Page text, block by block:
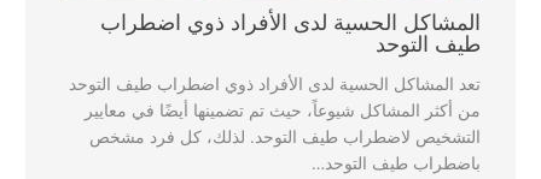
المشاكل الحسية لدى الأفراد ذوي اضطراب
طيف التوحد
تعد المشاكل الحسية لدى الأفراد ذوي اضطراب طيف التوحد
من أكثر المشاكل شيوعاً، حيث تم تضمينها أيضًا في معايير
التشخيص لاضطراب طيف التوحد. لذلك، كل فرد مشخص
باضطراب طيف التوحد…